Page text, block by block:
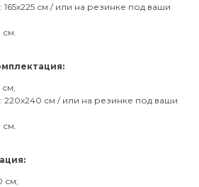
см / или на резинке под ваши
220х240 см / или на резинке под ваши
см;